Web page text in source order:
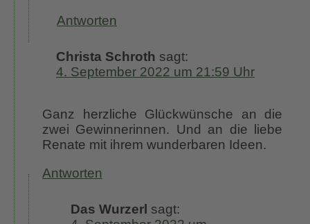
Antworten
Christa Schroth sagt:
4. September 2022 um 21:59 Uhr
Ganz herzliche Glückwünsche an die
zwei Gewinnerinnen. Und an die liebe
Renate mit ihrem wunderbaren Ideen.
Antworten
Das Wurzerl sagt: